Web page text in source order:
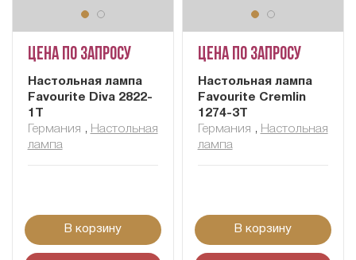
Цена по запросу
Настольная лампа
Favourite Diva 2822-
1T
Германия , Настольная
лампа
В корзину
Цена по запросу
Настольная лампа
Favourite Cremlin
1274-3T
Германия , Настольная
лампа
В корзину